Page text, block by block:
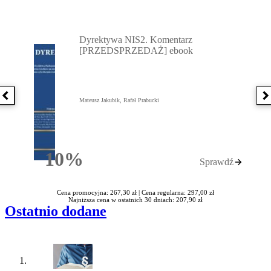
Poprzednia książka
10%Rabatu
Dyrektywa NIS2. Komentarz
[PRZEDSPRZEDAŻ] ebook
Mateusz Jakubik, Rafał Prabucki
Sprawdź
Cena promocyjna: 267,30 zł | Cena regularna: 297,00 zł
Najniższa cena w ostatnich 30 dniach: 207,90 zł
Ostatnio dodane